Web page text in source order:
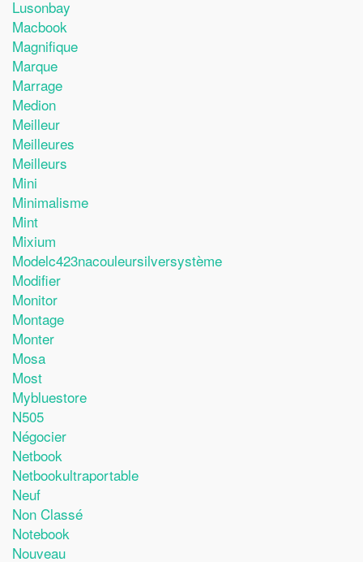
Lusonbay
Macbook
Magnifique
Marque
Marrage
Medion
Meilleur
Meilleures
Meilleurs
Mini
Minimalisme
Mint
Mixium
Modelc423nacouleursilversystème
Modifier
Monitor
Montage
Monter
Mosa
Most
Mybluestore
N505
Négocier
Netbook
Netbookultraportable
Neuf
Non Classé
Notebook
Nouveau